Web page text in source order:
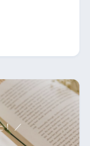
！ ／